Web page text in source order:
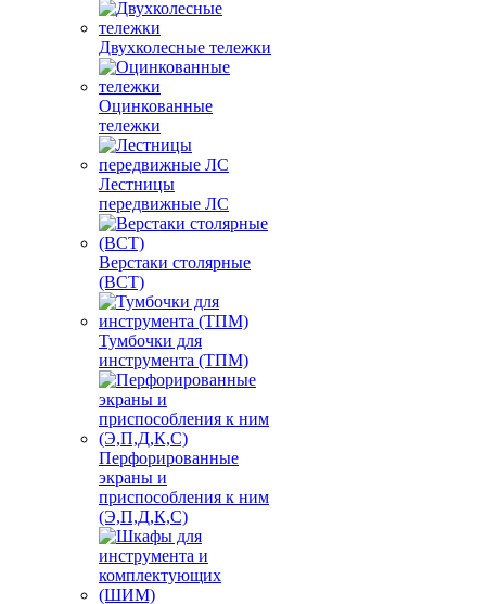
Двухколесные тележки
Оцинкованные
тележки
Лестницы
передвижные ЛС
Верстаки столярные
(ВСТ)
Тумбочки для
инструмента (ТПМ)
Перфорированные
экраны и
приспособления к ним
(Э,П,Д,К,С)